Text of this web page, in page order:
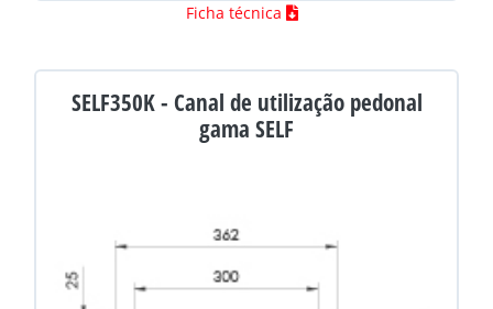
Ficha técnica
SELF350K - Canal de utilização pedonal
gama SELF